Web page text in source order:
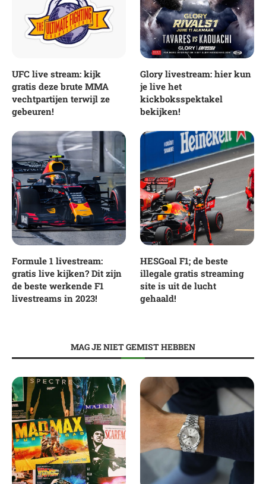
UFC live stream: kijk
gratis deze brute MMA
vechtpartijen terwijl ze
gebeuren!
Glory livestream: hier kun
je live het
kickboksspektakel
bekijken!
Formule 1 livestream:
gratis live kijken? Dit zijn
de beste werkende F1
livestreams in 2023!
HESGoal F1; de beste
illegale gratis streaming
site is uit de lucht
gehaald!
MAG JE NIET GEMIST HEBBEN